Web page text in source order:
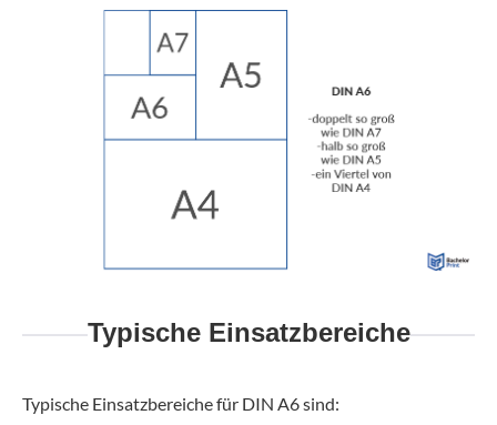
Typische Einsatzbereiche
Typische Einsatzbereiche für DIN A6 sind: